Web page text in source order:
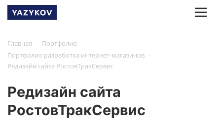
Главная Портфолио
Портфолио разработка интернет-магазинов
Редизайн сайта РостовТракСервис
Редизайн сайта
РостовТракСервис